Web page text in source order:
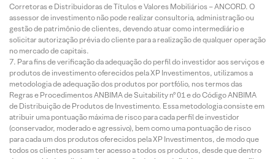
Corretoras e Distribuidoras de Títulos e Valores Mobiliários – ANCORD. O
assessor de investimento não pode realizar consultoria, administração ou
gestão de patrimônio de clientes, devendo atuar como intermediário e
solicitar autorização prévia do cliente para a realização de qualquer operação
no mercado de capitais.
Para fins de verificação da adequação do perfil do investidor aos serviços e
produtos de investimento oferecidos pela XP Investimentos, utilizamos a
metodologia de adequação dos produtos por portfólio, nos termos das
Regras e Procedimentos ANBIMA de Suitability nº 01 e do Código ANBIMA
de Distribuição de Produtos de Investimento. Essa metodologia consiste em
atribuir uma pontuação máxima de risco para cada perfil de investidor
(conservador, moderado e agressivo), bem como uma pontuação de risco
para cada um dos produtos oferecidos pela XP Investimentos, de modo que
todos os clientes possam ter acesso a todos os produtos, desde que dentro